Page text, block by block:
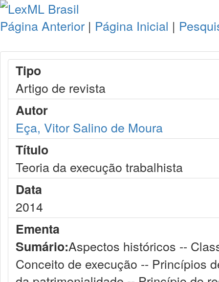
Página Anterior | Página Inicial |
Tipo
Artigo de revista
Autor
Eça, Vitor Salino de Moura
Título
Teoria da execução trabalhista
Data
2014
Ementa
Sumário:Aspectos históricos --
Conceito de execução -- Princípios